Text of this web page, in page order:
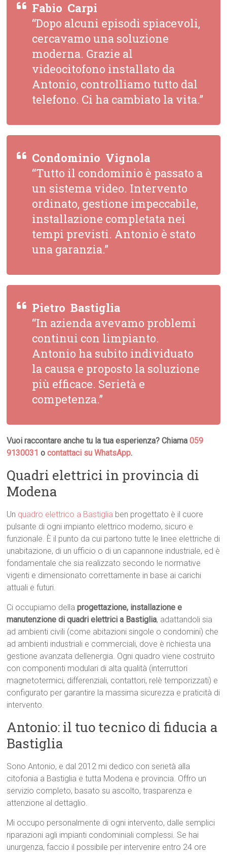
Fabio  Carpi
“Dopo alcuni episodi spiacevoli,
cercavamo una soluzione
moderna. Grazie al
videocitofono installato da
Antonio, controlliamo tutto dal
telefono. Ci ha cambiato la vita.”
Condominio  Vignola
“Tutto il condominio è passato a
un sistema video. Intervento
ordinato, gestione impeccabile,
installazione completata nei
tempi previsti. Antonio è stato
una garanzia.”
Pietro  Bastiglia
“In azienda avevamo problemi
continui con limpianto.
Antonio ha subito individuato
la causa e proposto la soluzione
più efficace. Serietà e
competenza.”
Vuoi raccontare anche tu la tua esperienza? Chiama059
9130031 ocontattaci su WhatsApp.
Quadri elettrici in provincia di
Modena
Un quadro elettrico a Bastiglia ben progettato è il cuore
pulsante di ogni impianto elettrico moderno, sicuro e
funzionale. È il punto da cui partono tutte le linee elettriche di
unabitazione, di un ufficio o di un capannone industriale, ed è
fondamentale che sia realizzato secondo le normative
vigenti e dimensionato correttamente in base ai carichi
attuali e futuri.
Ci occupiamo dellaprogettazione, installazione e
manutenzione di quadri elettrici a Bastiglia, adattandoli sia
ad ambienti civili (come abitazioni singole o condomini) che
ad ambienti industriali e commerciali, dove è richiesta una
gestione avanzata dellenergia. Ogni quadro viene costruito
con componenti modulari di alta qualità (interruttori
magnetotermici, differenziali, contattori, relè temporizzati) e
configurato per garantire la massima sicurezza e praticità di
intervento.
Antonio: il tuo tecnico di fiducia a
Bastiglia
Sono Antonio, e dal 2012 mi dedico con serietà alla
citofonia a Bastiglia e tutta Modena e provincia. Offro un
servizio completo, basato su ascolto, trasparenza e
attenzione al dettaglio.
Mi occupo personalmente di ogni intervento, dalle semplici
riparazioni agli impianti condominiali complessi. Se hai
unurgenza, faccio il possibile per intervenire entro 24 ore